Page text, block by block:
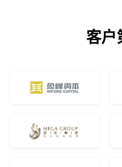
客户